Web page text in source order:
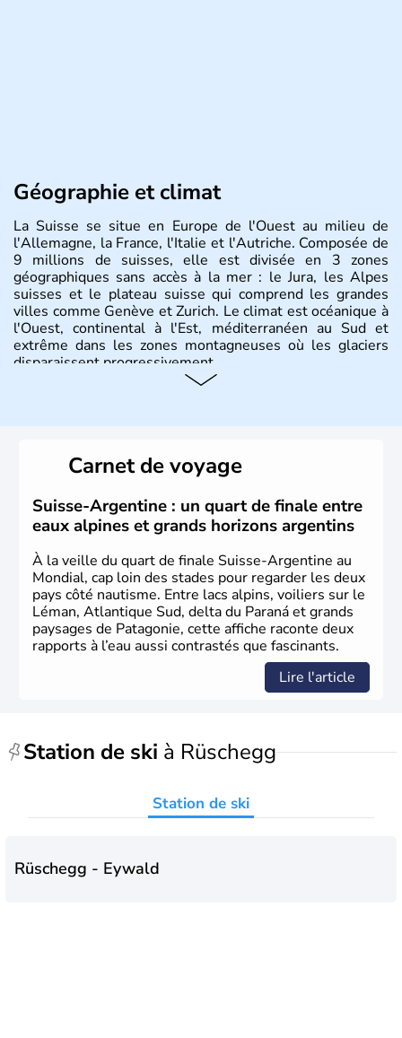
Géographie et climat
La Suisse se situe en Europe de l'Ouest au milieu de
l'Allemagne, la France, l'Italie et l'Autriche. Composée de
9 millions de suisses, elle est divisée en 3 zones
géographiques sans accès à la mer : le Jura, les Alpes
suisses et le plateau suisse qui comprend les grandes
villes comme Genève et Zurich. Le climat est océanique à
l'Ouest, continental à l'Est, méditerranéen au Sud et
extrême dans les zones montagneuses où les glaciers
disparaissent progressivement.
féodal marque la naissance de la Suisse sous la forme
d'une alliance composée de plusieurs cantons. L'Etat
fédéral n'est créé qu'en 1848 et signe l'abolition des
frontières, ainsi que l'établissement d'une monnaie
unique et d'une armée. La première constitution est
rédigée à la même année, le droit de référendum est
ajouté 26 ans plus tard.
Carnet de voyage
Suisse-Argentine : un quart de finale entre
eaux alpines et grands horizons argentins
À la veille du quart de finale Suisse-Argentine au
Mondial, cap loin des stades pour regarder les deux
pays côté nautisme. Entre lacs alpins, voiliers sur le
Léman, Atlantique Sud, delta du Paraná et grands
paysages de Patagonie, cette affiche raconte deux
rapports à l’eau aussi contrastés que fascinants.
Lire l'article
Station de ski à Rüschegg
Station de ski
Rüschegg - Eywald